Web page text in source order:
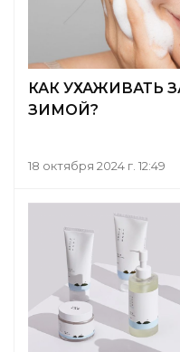
КАК УХАЖИВАТЬ
ЗИМОЙ?
18 октября 2024 г. 12:49